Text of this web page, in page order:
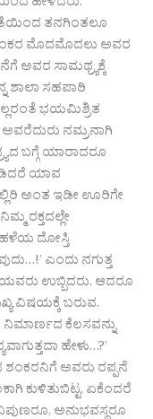
ಹೇಳಿದರು.
ತನಗಿಂತಲೂ
ಮೊದಮೊದಲು ಅವರ
ಅವರ ಸಾಮಥ್ರ್ಯಕ್ಕೆ
ಶಾಲಾ ಸಹಪಾಠಿ
ಭಯಮಿಶ್ರಿತ
ನಮ್ರನಾಗಿ
ಬಗ್ಗೆ ಯಾರಾದರೂ
ಯಾವ
ಅಂತ ಇಡೀ ಊರಿಗೇ
ರಕ್ತದಲ್ಲೇ
ಹಳೆಯ ದೋಸ್ತಿ
ಎಂದು ನಗುತ್ತ
ಉಬ್ಬಿದರು. ಆದರೂ
ವಿಷಯಕ್ಕೆ ಬರುವ.
ನಿಮಾರ್ಣದ ಕೆಲಸವನ್ನು
ಹೇಳು…?’
ಶಂಕರನಿಗೆ ಅವರು ರಪ್ಪನೆ
ಕುಳಿತುಬಿಟ್ಟ. ಏಕೆಂದರೆ
ಅನುಭವಸ್ಥರೂ